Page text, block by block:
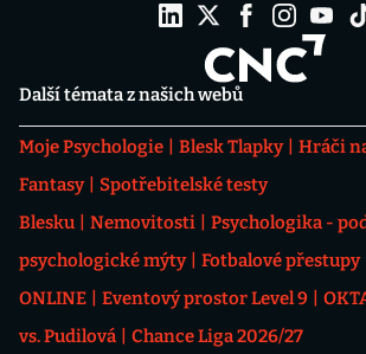
Další témata z našich webů
Moje Psychologie Blesk Tlapky Hráči
Fantasy
Spotřebitelské testy
Blesku
Nemovitosti
Psychologika -
psychologické mýty
Fotbalové přestupy
ONLINE
Eventový prostor Level 9
vs. Pudilová
Chance Liga 2026/27